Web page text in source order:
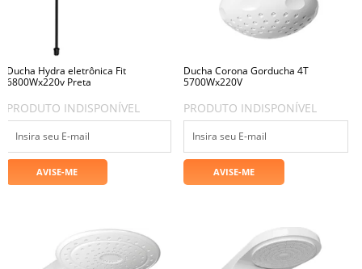
Ducha Hydra eletrônica Fit
6800Wx220v Preta
PRODUTO INDISPONÍVEL
Ducha Corona Gorducha 4T
5700Wx220V
PRODUTO INDISPONÍVEL